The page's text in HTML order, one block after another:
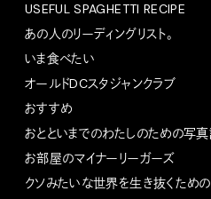
USEFUL SPAGHETTI RECIPE
あの人のリーディングリスト。
いま食べたい
オールドDCスタジャンクラブ
おすすめ
おとといまでのわたしのための写
お部屋のマイナーリーガーズ
クソみたいな世界を生き抜くため